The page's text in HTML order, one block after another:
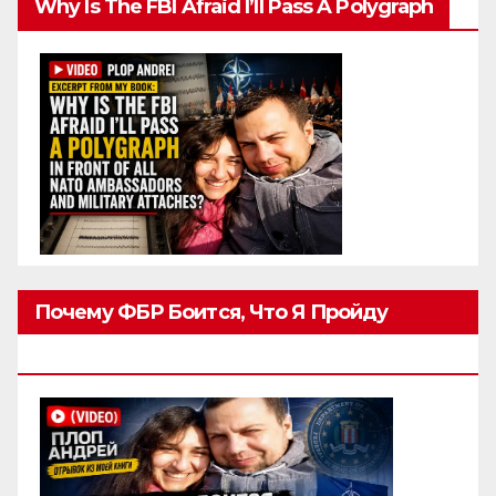
Why Is The FBI Afraid I’ll Pass A Polygraph
Почему ФБР Боится, Что Я Пройду